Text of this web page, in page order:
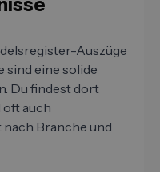
Auszüge
eine solide
Du findest dort
oft auch
Branche und